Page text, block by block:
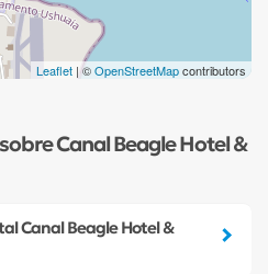
Leaflet | ©OpenStreetMapcontributors
Canal Beagle Hotel &
Canal Beagle Hotel &